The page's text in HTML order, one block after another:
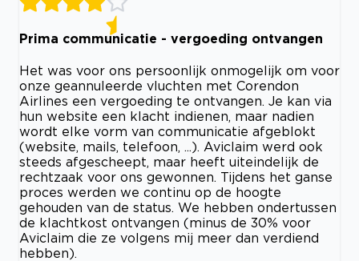
Prima communicatie - vergoeding ontvangen
Het was voor ons persoonlijk onmogelijk om voor
onze geannuleerde vluchten met Corendon
Airlines een vergoeding te ontvangen. Je kan via
hun website een klacht indienen, maar nadien
wordt elke vorm van communicatie afgeblokt
(website, mails, telefoon, ...). Aviclaim werd ook
steeds afgescheept, maar heeft uiteindelijk de
rechtzaak voor ons gewonnen. Tijdens het ganse
proces werden we continu op de hoogte
gehouden van de status. We hebben ondertussen
de klachtkost ontvangen (minus de 30% voor
Aviclaim die ze volgens mij meer dan verdiend
hebben).